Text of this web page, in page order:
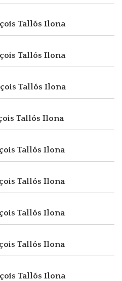
Tallós Ilona
Tallós Ilona
Tallós Ilona
Tallós Ilona
Tallós Ilona
Tallós Ilona
Tallós Ilona
Tallós Ilona
Tallós Ilona